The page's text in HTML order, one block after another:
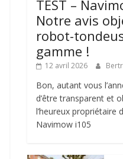
TEST –
Notre avis
robot-
gamme !
12 avril 2026
Bon, autant vous
d’être transparent et
l’heureux propriétaire
Navimow i105